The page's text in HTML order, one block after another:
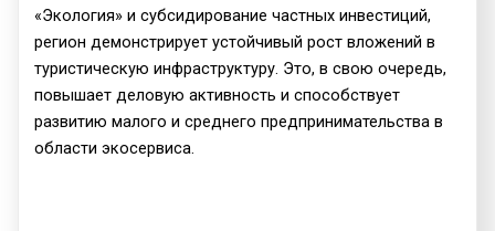
«Экология» и субсидирование частных инвестиций,
регион демонстрирует устойчивый рост вложений в
туристическую инфраструктуру. Это, в свою очередь,
повышает деловую активность и способствует
развитию малого и среднего предпринимательства в
области экосервиса.